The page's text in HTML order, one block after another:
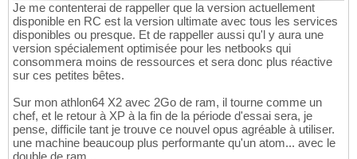
Je me contenterai de rappeller que la version actuellement
disponible en RC est la version ultimate avec tous les services
disponibles ou presque. Et de rappeller aussi qu'l y aura une
version spécialement optimisée pour les netbooks qui
consommera moins de ressources et sera donc plus réactive
sur ces petites bêtes.
Sur mon athlon64 X2 avec 2Go de ram, il tourne comme un
chef, et le retour à XP à la fin de la période d'essai sera, je
pense, difficile tant je trouve ce nouvel opus agréable à utiliser.
une machine beaucoup plus performante qu'un atom... avec le